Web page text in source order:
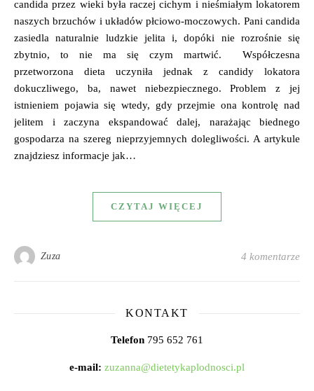
candida przez wieki była raczej cichym i nieśmiałym lokatorem
naszych brzuchów i układów płciowo-moczowych. Pani candida
zasiedla naturalnie ludzkie jelita i, dopóki nie rozrośnie się
zbytnio, to nie ma się czym martwić. Współczesna
przetworzona dieta uczyniła jednak z candidy lokatora
dokuczliwego, ba, nawet niebezpiecznego. Problem z jej
istnieniem pojawia się wtedy, gdy przejmie ona kontrolę nad
jelitem i zaczyna ekspandować dalej, narażając biednego
gospodarza na szereg nieprzyjemnych dolegliwości. A artykule
znajdziesz informacje jak…
CZYTAJ WIĘCEJ
Zuza 4 komentarze
KONTAKT
Telefon 795 652 761
e-mail: zuzanna@dietetykaplodnosci.pl